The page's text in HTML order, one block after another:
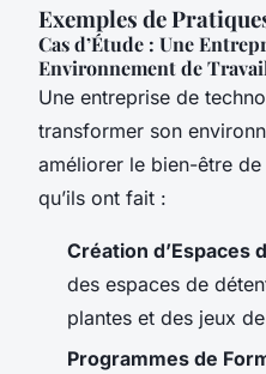
Exemples de
Cas d’Étude : Une
Environnement de
Une entreprise de
transformer son
améliorer le bien-être
qu’ils ont fait :
Création d’Espaces
des espaces de
plantes et des jeux
Programmes de